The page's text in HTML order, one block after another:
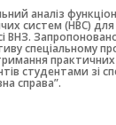
аналіз
систем (НВС) для
ВНЗ.
спеціальному
студентами зі
справа”.